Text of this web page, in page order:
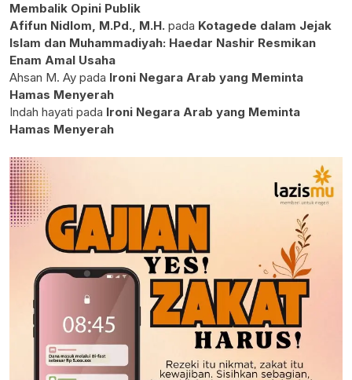
Membalik Opini Publik
Afifun Nidlom, M.Pd., M.H. pada Kotagede dalam Jejak
Islam dan Muhammadiyah: Haedar Nashir Resmikan
Enam Amal Usaha
Ahsan M. Ay pada Ironi Negara Arab yang Meminta
Hamas Menyerah
Indah hayati pada Ironi Negara Arab yang Meminta
Hamas Menyerah